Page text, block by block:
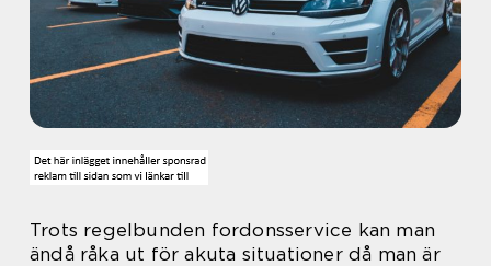
Trots regelbunden fordonsservice kan man
ändå råka ut för akuta situationer då man är